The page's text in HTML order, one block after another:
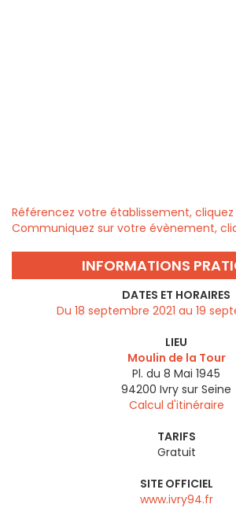
Référencez votre établissement, cliquez
Communiquez sur votre évènement,
INFORMATIONS
DATES ET HORAIRES
Du 18 septembre 2021 au 19
LIEU
Moulin de la Tour
Pl. du 8 Mai 1945
94200 Ivry sur Seine
Calcul d'itinéraire
TARIFS
Gratuit
SITE OFFICIEL
www.ivry94.fr